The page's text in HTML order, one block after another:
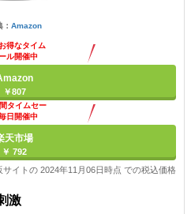
Amazon
得なタイム
ル開催中
￥807
タイムセー
日開催中
天市場
￥ 792
イトの 2024年11月06日時点 での税込価格
激